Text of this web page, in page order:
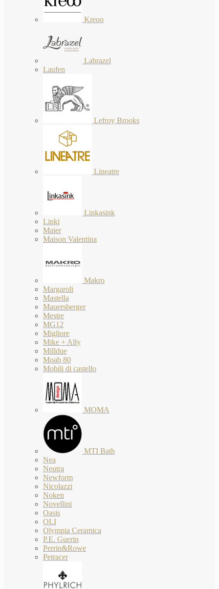
Kreoo
Labrazel
Laufen
Lefroy Brooks
Lineatre
Linkasink
Linki
Maier
Maison Valentina
Makro
Margaroli
Mastella
Mauersberger
Mestre
MG12
Migliore
Mike + Ally
Milldue
Moab 80
Mobili di castello
MOMA
MTI Bath
Nea
Neutra
Newform
Nicolazzi
Noken
Novellini
Oasis
OLI
Olympia Ceramica
P.E. Guerin
Perrin&Rowe
Petracer